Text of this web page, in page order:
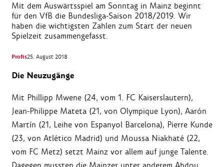
Mit dem Auswärtsspiel am Sonntag in Mainz beginnt
für den VfB die Bundesliga-Saison 2018/2019. Wir
haben die wichtigsten Zahlen zum Start der neuen
Spielzeit zusammengefasst.
Profis25. August 2018
Die Neuzugänge
Mit Phillipp Mwene (24, vom 1. FC Kaiserslautern),
Jean-Philippe Mateta (21, von Olympique Lyon), Aarón
Martín (21, Leihe von Espanyol Barcelona), Pierre Kunde
(23, von Atlético Madrid) und Moussa Niakhaté (22,
vom FC Metz) setzt Mainz vor allem auf junge Talente.